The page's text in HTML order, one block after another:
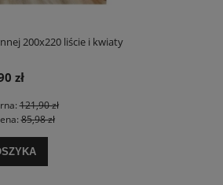
200x220 liście i kwiaty
zł
121,90 zł
85,98 zł